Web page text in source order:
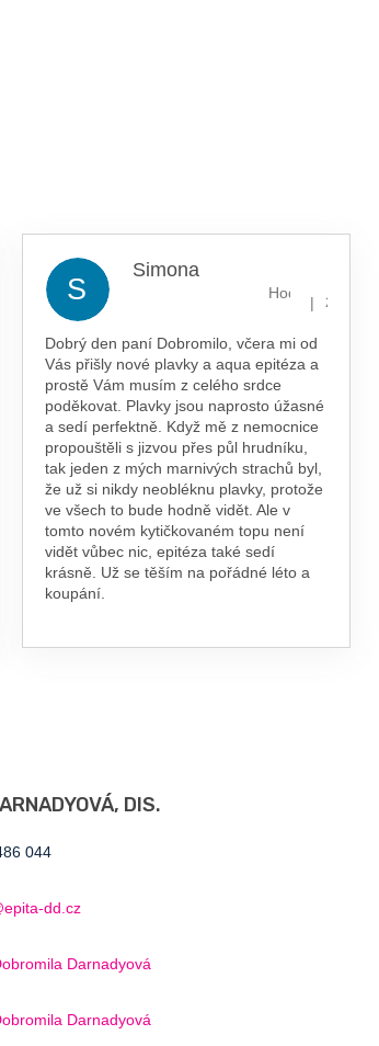
je 5 z 5 hvězdiček.
S
Simona
Hodnocení
|
Dobrý den paní Dobromilo, včera mi od
Vás přišly nové plavky a aqua epitéza a
prostě Vám musím z celého srdce
poděkovat. Plavky jsou naprosto úžasné
a sedí perfektně. Když mě z nemocnice
propouštěli s jizvou přes půl hrudníku,
tak jeden z mých marnivých strachů byl,
že už si nikdy neobléknu plavky, protože
ve všech to bude hodně vidět. Ale v
tomto novém kytičkovaném topu není
vidět vůbec nic, epitéza také sedí
krásně. Už se těším na pořádné léto a
koupání.
DIS.
044
dd.cz
Darnadyová
Darnadyová